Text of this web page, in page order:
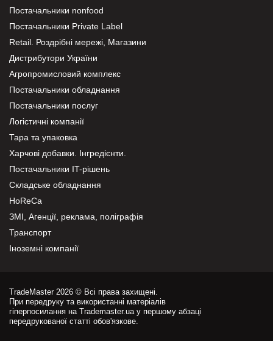
Постачальники nonfood
Постачальники Private Label
Retail. Роздрібні мережі, Магазини
Дистрибутори України
Агропромисловий комплекс
Постачальники обладнання
Постачальники послуг
Логістичні компанії
Тара та упаковка
Харчові добавки. Інгредієнти.
Постачальники IT-рішень
Складське обладнання
HoReCa
ЗМІ, Агенції, реклама, поліграфія
Транспорт
Іноземні компанії
TradeMaster 2026 © Всі права захищені.
При передруку та використанні матеріалів
гіперпосилання на Trademaster.ua у першому абзаці
передрукованої статті обов'язкове.